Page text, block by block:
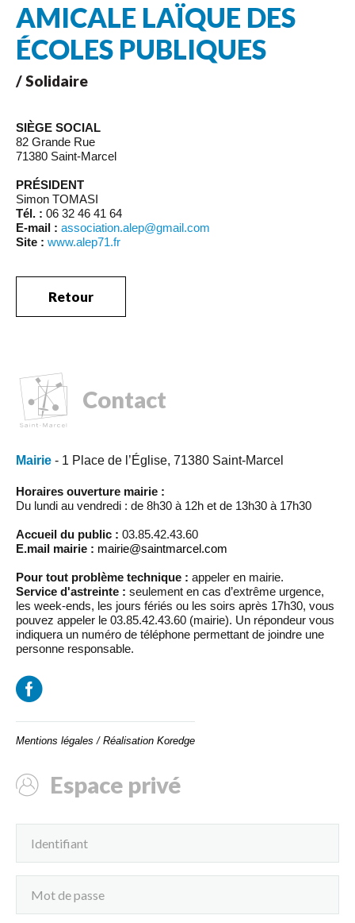
AMICALE LAÏQUE DES
ÉCOLES PUBLIQUES
/ Solidaire
SIÈGE SOCIAL
82 Grande Rue
71380 Saint-Marcel
PRÉSIDENT
Simon TOMASI
Tél. : 06 32 46 41 64
E-mail : association.alep@gmail.com
Site : www.alep71.fr
Retour
Contact
Mairie - 1 Place de l’Église, 71380 Saint-Marcel
Horaires ouverture mairie :
Du lundi au vendredi : de 8h30 à 12h et de 13h30 à 17h30
Accueil du public : 03.85.42.43.60
E.mail mairie : mairie@saintmarcel.com
Pour tout problème technique : appeler en mairie.
Service d'astreinte : seulement en cas d’extrême urgence,
les week-ends, les jours fériés ou les soirs après 17h30, vous
pouvez appeler le 03.85.42.43.60 (mairie). Un répondeur vous
indiquera un numéro de téléphone permettant de joindre une
personne responsable.
Mentions légales / Réalisation Koredge
Espace privé